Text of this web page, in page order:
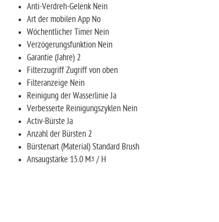
Anti-Verdreh-Gelenk Nein
Art der mobilen App No
Wöchentlicher Timer Nein
Verzögerungsfunktion Nein
Garantie (Jahre) 2
Filterzugriff Zugriff von oben
Filteranzeige Nein
Reinigung der Wasserlinie Ja
Verbesserte Reinigungszyklen Nein
Activ-Bürste Ja
Anzahl der Bürsten 2
Bürstenart (Material) Standard Brush
Ansaugstärke 15.0 Mᶾ / H